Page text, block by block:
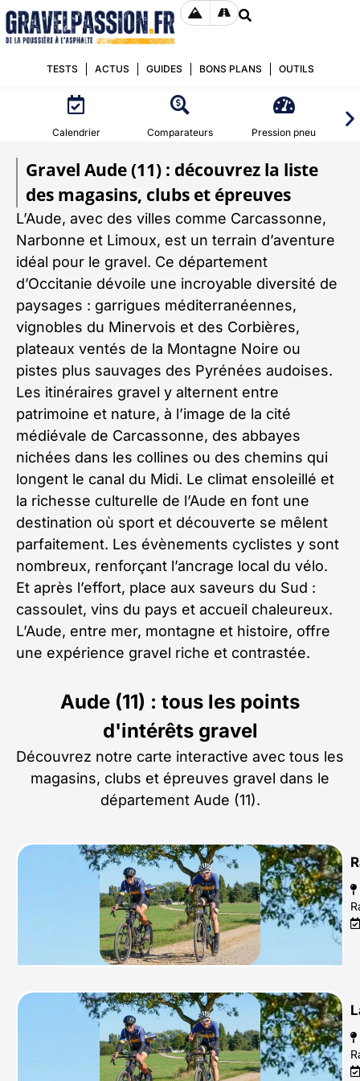
TESTS ACTUS GUIDES BONS PLANS OUTILS
Calendrier Comparateurs Pression pneu
Gravel Aude (11) : découvrez la liste
des magasins, clubs et épreuves
L’Aude, avec des villes comme Carcassonne,
Narbonne et Limoux, est un terrain d’aventure
idéal pour le gravel. Ce département
d’Occitanie dévoile une incroyable diversité de
paysages : garrigues méditerranéennes,
vignobles du Minervois et des Corbières,
plateaux ventés de la Montagne Noire ou
pistes plus sauvages des Pyrénées audoises.
Les itinéraires gravel y alternent entre
patrimoine et nature, à l’image de la cité
médiévale de Carcassonne, des abbayes
nichées dans les collines ou des chemins qui
longent le canal du Midi. Le climat ensoleillé et
la richesse culturelle de l’Aude en font une
destination où sport et découverte se mêlent
parfaitement. Les évènements cyclistes y sont
nombreux, renforçant l’ancrage local du vélo.
Et après l’effort, place aux saveurs du Sud :
cassoulet, vins du pays et accueil chaleureux.
L’Aude, entre mer, montagne et histoire, offre
une expérience gravel riche et contrastée.
Aude (11) : tous les points
d'intérêts gravel
Découvrez notre carte interactive avec tous les
magasins, clubs et épreuves gravel dans le
département Aude (11).